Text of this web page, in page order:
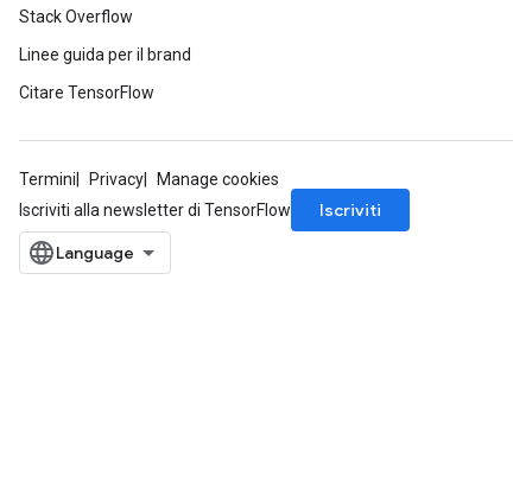
Stack Overflow
Linee guida per il brand
Citare TensorFlow
Termini Privacy
Manage cookies
Iscriviti alla newsletter di TensorFlow
Iscriviti